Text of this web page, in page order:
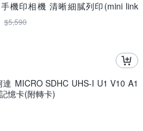
機印相機 清晰細膩列印(mini link
$5,590
達 MICRO SDHC UHS-I U1 V10 A1
憶卡(附轉卡)